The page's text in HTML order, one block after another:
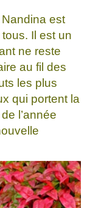
est
Il est un
ne reste
au fil des
les plus
qui portent la
l’année